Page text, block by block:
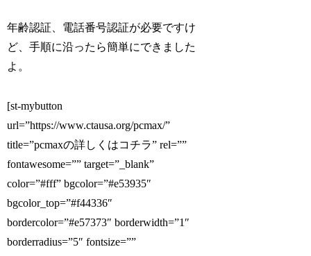
年齢認証、電話番号認証が必要ですけ
ど、手順に沿ったら簡単にできました
よ。
[st-mybutton
url=”https://www.ctausa.org/pcmax/”
title=”pcmaxの詳しくはコチラ” rel=””
fontawesome=”” target=”_blank”
color=”#fff” bgcolor=”#e53935″
bgcolor_top=”#f44336″
bordercolor=”#e57373″ borderwidth=”1″
borderradius=”5″ fontsize=””